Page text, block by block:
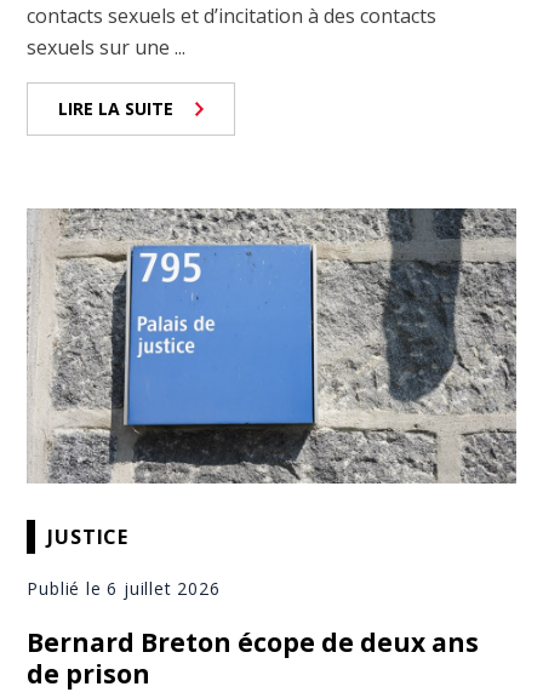
contacts sexuels et d’incitation à des contacts
sexuels sur une ...
LIRE LA SUITE
JUSTICE
Publié le 6 juillet 2026
Bernard Breton écope de deux ans
de prison